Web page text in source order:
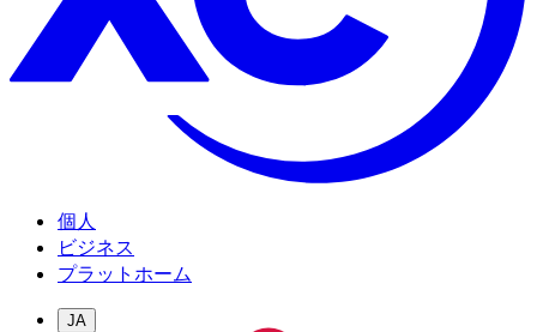
個人
ビジネス
プラットホーム
JA